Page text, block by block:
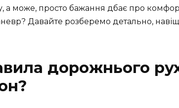
а може, просто бажання дбає про
Давайте розберемо детально,
дорожнього